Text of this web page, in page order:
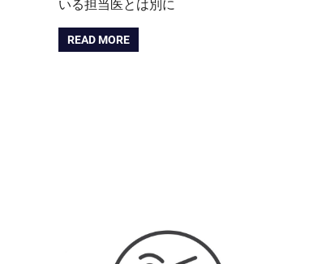
いる担当医とは別に
READ MORE